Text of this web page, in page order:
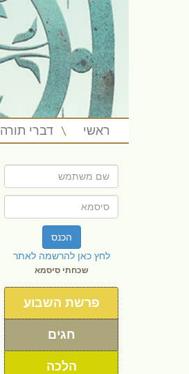
ראשי דברי תורה
הכנס
לחץ כאן להרשמה לאתר
שכחתי סיסמא
פרשת השבוע
חגים
הלכה